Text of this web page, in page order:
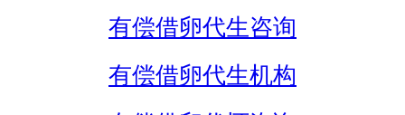
有偿借卵代生咨询
有偿借卵代生机构